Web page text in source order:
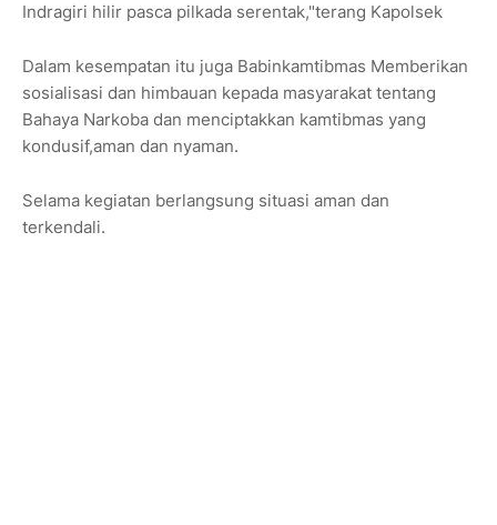
Indragiri hilir pasca pilkada serentak,"terang Kapolsek
Dalam kesempatan itu juga Babinkamtibmas Memberikan
sosialisasi dan himbauan kepada masyarakat tentang
Bahaya Narkoba dan menciptakkan kamtibmas yang
kondusif,aman dan nyaman.
Selama kegiatan berlangsung situasi aman dan
terkendali.